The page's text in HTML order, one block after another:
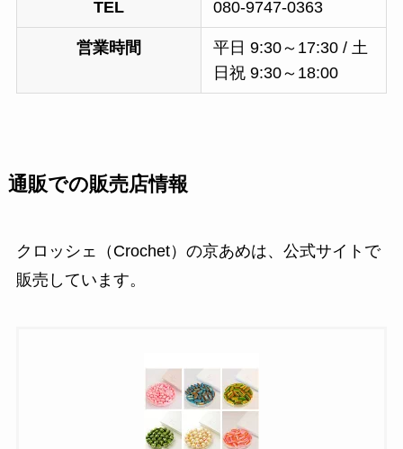
TEL 080-9747-0363
営業時間
平日 9:30～17:30 / 土
日祝 9:30～18:00
通販での販売店情報
クロッシェ（Crochet）の京あめは、公式サイトで
販売しています。